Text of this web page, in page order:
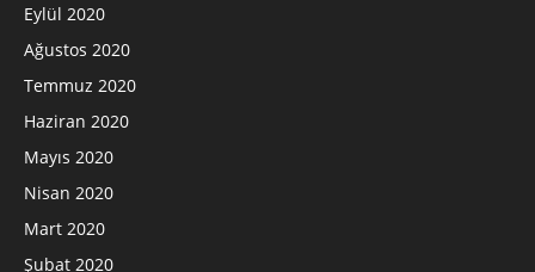
Eylül 2020
Ağustos 2020
Temmuz 2020
Haziran 2020
Mayıs 2020
Nisan 2020
Mart 2020
Şubat 2020